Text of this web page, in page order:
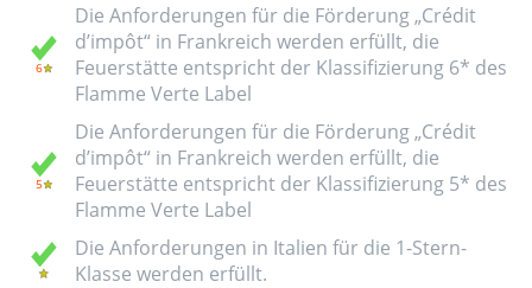
Die Anforderungen für die Förderung „Crédit
d’impôt“ in Frankreich werden erfüllt, die
Feuerstätte entspricht der Klassifizierung 6* des
Flamme Verte Label
Die Anforderungen für die Förderung „Crédit
d’impôt“ in Frankreich werden erfüllt, die
Feuerstätte entspricht der Klassifizierung 5* des
Flamme Verte Label
Die Anforderungen in Italien für die 1-Stern-
Klasse werden erfüllt.